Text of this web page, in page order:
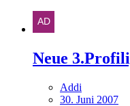
Neue
Addi
30. Juni 2007